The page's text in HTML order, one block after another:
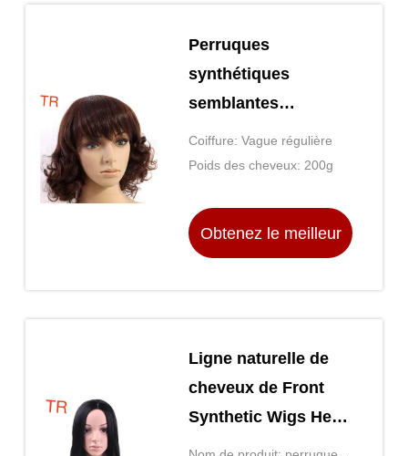
Perruques
synthétiques
semblantes
naturelles de
nouvelles de
bouclées naturelles
synthétiques
Coiffure: Vague régulière
Poids des cheveux: 200g
Obtenez le meilleur
Ligne naturelle de
cheveux de Front
Synthetic Wigs Heat
Resistant de dentelle